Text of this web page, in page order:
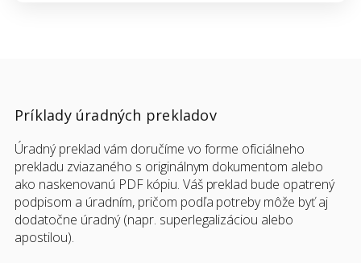
Príklady úradných prekladov
Úradný preklad vám doručíme vo forme oficiálneho
prekladu zviazaného s originálnym dokumentom alebo
ako naskenovanú PDF kópiu. Váš preklad bude opatrený
podpisom a úradním, pričom podľa potreby môže byť aj
dodatočne úradný (napr. superlegalizáciou alebo
apostilou).